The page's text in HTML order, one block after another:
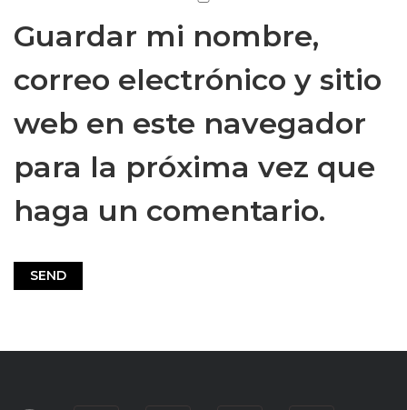
Guardar mi nombre,
correo electrónico y sitio
web en este navegador
para la próxima vez que
haga un comentario.